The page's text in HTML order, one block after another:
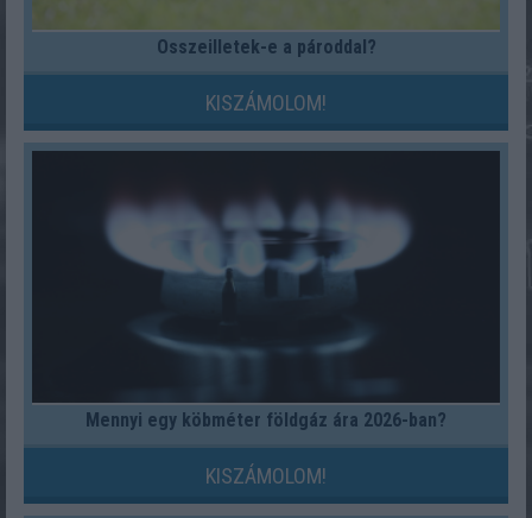
Összeilletek-e a pároddal?
KISZÁMOLOM!
Mennyi egy köbméter földgáz ára 2026-ban?
KISZÁMOLOM!